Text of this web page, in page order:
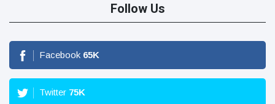
Follow Us
Facebook 65K
Twitter 75K